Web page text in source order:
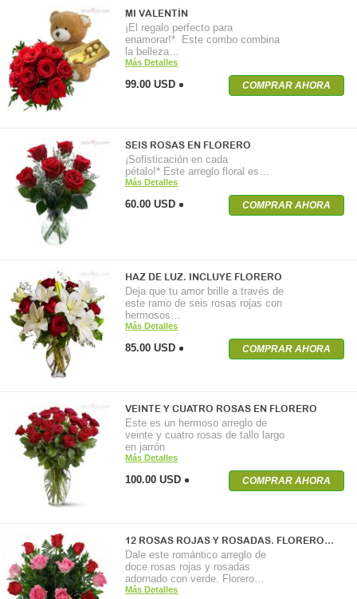
MI VALENTÍN
¡El regalo perfecto para
enamorar!* Este combo combina
la belleza…
Más Detalles
99.00 USD COMPRAR AHORA
SEIS ROSAS EN FLORERO
¡Sofisticación en cada
pétalo!* Este arreglo floral es…
Más Detalles
60.00 USD COMPRAR AHORA
HAZ DE LUZ. INCLUYE FLORERO
Deja que tu amor brille a través de
este ramo de seis rosas rojas con
hermosos…
Más Detalles
85.00 USD COMPRAR AHORA
VEINTE Y CUATRO ROSAS EN FLORERO
Este es un hermoso arreglo de
veinte y cuatro rosas de tallo largo
en jarrón
Más Detalles
100.00 USD COMPRAR AHORA
12 ROSAS ROJAS Y ROSADAS. FLORERO…
Dale este romántico arreglo de
doce rosas rojas y rosadas
adornado con verde. Florero…
Más Detalles